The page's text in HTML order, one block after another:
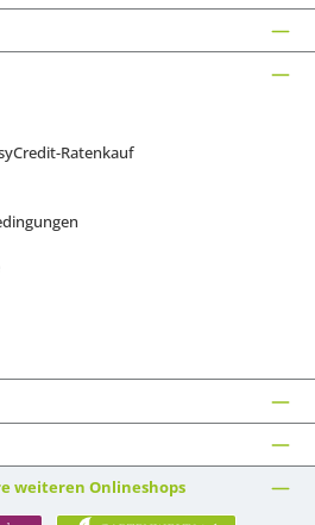
Ratenkauf
weiteren Onlineshops